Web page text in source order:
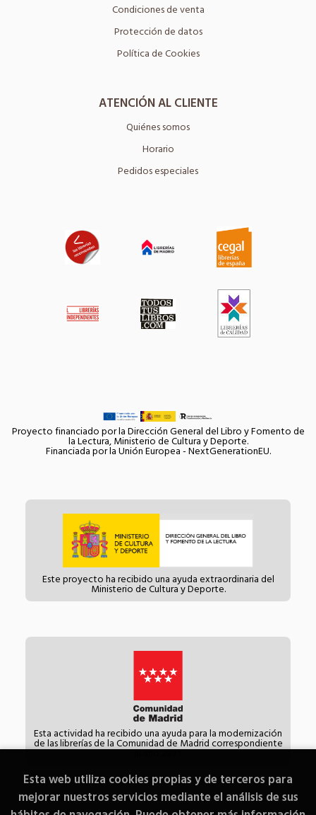
Condiciones de venta
Protección de datos
Política de Cookies
ATENCIÓN AL CLIENTE
Quiénes somos
Horario
Pedidos especiales
Proyecto financiado por la Dirección General del Libro y Fomento de
la Lectura, Ministerio de Cultura y Deporte.
Financiada por la Unión Europea - NextGenerationEU.
Este proyecto ha recibido una ayuda extraordinaria del
Ministerio de Cultura y Deporte.
Esta actividad ha recibido una ayuda para la modernización
de las librerías de la Comunidad de Madrid correspondiente
al año 2021.
Esta web utiliza cookies propias y de terceros para
mejorar nuestros servicios mediante el análisis de sus